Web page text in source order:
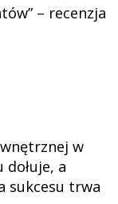
– recenzja
w
a
sukcesu trwa